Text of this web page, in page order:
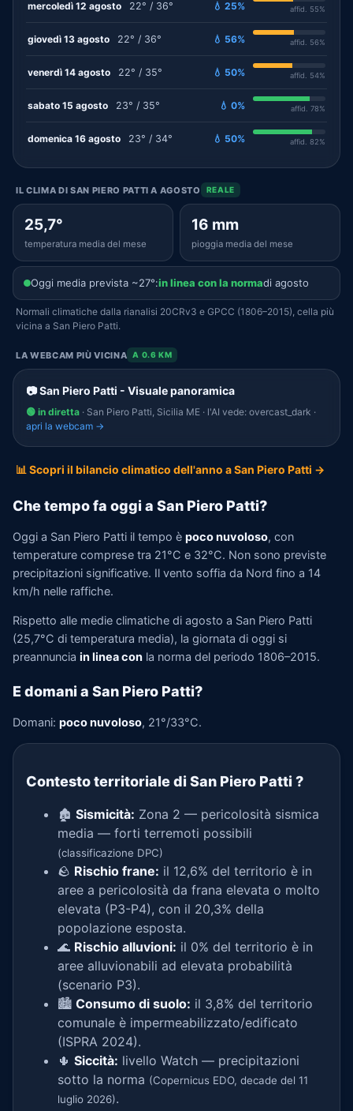
mercoledì 12 agosto 22° / 36° 💧 25% affid. 55%
giovedì 13 agosto 22° / 36° 💧 56% affid. 56%
venerdì 14 agosto 22° / 35° 💧 50% affid. 54%
sabato 15 agosto 23° / 35° 💧 0% affid. 78%
domenica 16 agosto 23° / 34° 💧 50% affid. 82%
IL CLIMA DI SAN PIERO PATTI A AGOSTO REALE
25,7°
temperatura media del mese
16 mm
pioggia media del mese
Oggi media prevista ~27°:in linea con la normadi agosto
Normali climatiche dalla rianalisi 20CRv3 e GPCC (1806–2015), cella più
vicina a San Piero Patti.
LA WEBCAM PIÙ VICINA A 0.6 KM
📷 San Piero Patti - Visuale panoramica
🟢 in diretta · San Piero Patti, Sicilia ME · l'AI vede: overcast_dark ·
apri la webcam →
📊 Scopri il bilancio climatico dell'anno a San Piero Patti →
Che tempo fa oggi a San Piero Patti?
Oggi a San Piero Patti il tempo è poco nuvoloso, con
temperature comprese tra 21°C e 32°C. Non sono previste
precipitazioni significative. Il vento soffia da Nord fino a 14
km/h nelle raffiche.
Rispetto alle medie climatiche di agosto a San Piero Patti
(25,7°C di temperatura media), la giornata di oggi si
preannuncia in linea con la norma del periodo 1806–2015.
E domani a San Piero Patti?
Domani: poco nuvoloso, 21°/33°C.
Contesto territoriale di San Piero Patti ?
🏚️ Sismicità: Zona 2 — pericolosità sismica
media — forti terremoti possibili
(classificazione DPC)
🪨 Rischio frane: il 12,6% del territorio è in
aree a pericolosità da frana elevata o molto
elevata (P3-P4), con il 20,3% della
popolazione esposta.
🌊 Rischio alluvioni: il 0% del territorio è in
aree alluvionabili ad elevata probabilità
(scenario P3).
🏙️ Consumo di suolo: il 3,8% del territorio
comunale è impermeabilizzato/edificato
(ISPRA 2024).
🌵 Siccità: livello Watch — precipitazioni
sotto la norma (Copernicus EDO, decade del 11
luglio 2026).